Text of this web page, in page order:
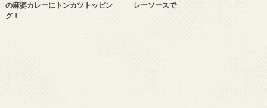
の麻婆カレーにトンカツトッピン
グ！
レーソースで